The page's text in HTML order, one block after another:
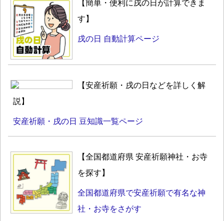
【簡単・便利に戌の日が計算できま
す】
戌の日 自動計算ページ
【安産祈願・戌の日などを詳しく解
説】
安産祈願・戌の日 豆知識一覧ページ
【全国都道府県 安産祈願神社・お寺
を探す】
全国都道府県で安産祈願で有名な神
社・お寺をさがす